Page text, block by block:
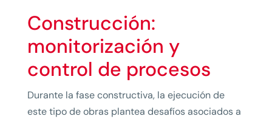
Construcción:
monitorización y
control de procesos
Durante la fase constructiva, la ejecución de
este tipo de obras plantea desafíos asociados a